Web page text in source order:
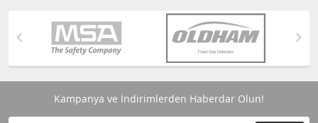
Kampanya ve İndirimlerden Haberdar Olun!